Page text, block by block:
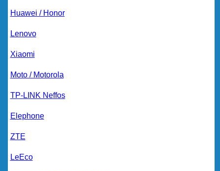
Huawei / Honor
Lenovo
Xiaomi
Moto / Motorola
TP-LINK Neffos
Elephone
ZTE
LeEco